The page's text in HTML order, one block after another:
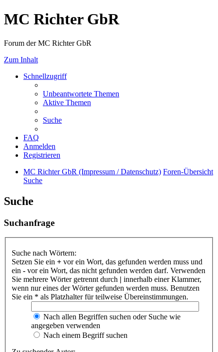
MC Richter GbR
Forum der MC Richter GbR
Zum Inhalt
Schnellzugriff
Unbeantwortete Themen
Aktive Themen
Suche
FAQ
Anmelden
Registrieren
MC Richter GbR (Impressum / Datenschutz) Foren-Übersicht
Suche
Suche
Suchanfrage
Suche nach Wörtern:
Setzen Sie ein + vor ein Wort, das gefunden werden muss und
ein - vor ein Wort, das nicht gefunden werden darf. Verwenden
Sie mehrere Wörter getrennt durch | innerhalb einer Klammer,
wenn nur eines der Wörter gefunden werden muss. Benutzen
Sie ein * als Platzhalter für teilweise Übereinstimmungen.
Nach allen Begriffen suchen oder Suche wie
angegeben verwenden
Nach einem Begriff suchen